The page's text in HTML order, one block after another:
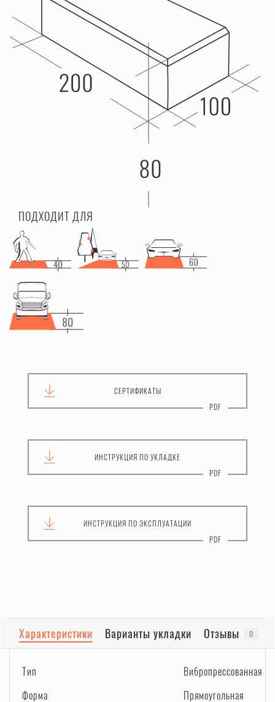
ПОДХОДИТ ДЛЯ
СЕРТИФИКАТЫ
ИНСТРУКЦИЯ ПО УКЛАДКЕ
ИНСТРУКЦИЯ ПО ЭКСПЛУАТАЦИИ
Характеристики Варианты укладки Отзывы 0
Тип
Вибропрессованная
Форма
Прямоугольная